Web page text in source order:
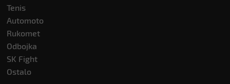
Tenis
Automoto
Rukomet
Odbojka
SK Fight
Ostalo